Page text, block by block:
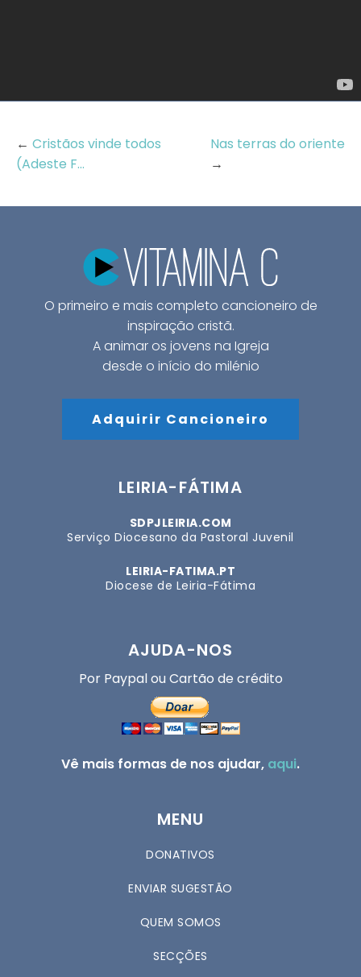
← Cristãos vinde todos
(Adeste F...
Nas terras do oriente
→
O primeiro e mais completo cancioneiro de
inspiração cristã.
A animar os jovens na Igreja
desde o início do milénio
Adquirir Cancioneiro
LEIRIA-FÁTIMA
SDPJLEIRIA.COM
Serviço Diocesano da Pastoral Juvenil
LEIRIA-FATIMA.PT
Diocese de Leiria-Fátima
AJUDA-NOS
Por Paypal ou Cartão de crédito
Vê mais formas de nos ajudar, aqui.
MENU
DONATIVOS
ENVIAR SUGESTÃO
QUEM SOMOS
SECÇÕES